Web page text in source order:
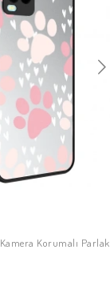
EKLE
Kamera Korumalı Parlak